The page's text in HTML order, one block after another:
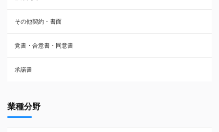
請負契約
フランチャイズ契約
賃貸借契約
その他契約・書面
覚書・合意書・同意書
承諾書
業種分野